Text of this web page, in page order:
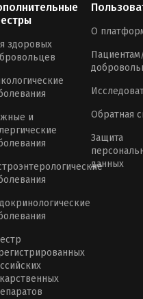
здоровых
и
О
Обратная
Защита
данных